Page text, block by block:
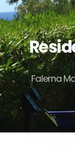
Falerna